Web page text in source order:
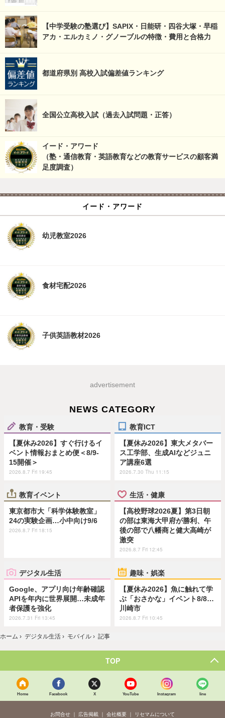
【中学受験の塾選び】SAPIX・日能研・四谷大塚・早稲
アカ・エルカミノ・グノーブルの特徴・費用と合格力
都道府県別 高校入試偏差値ランキング
全国公立高校入試（過去入試問題・正答）
イード・アワード
（塾・通信教育・英語教育などの教育サービスの顧客満
足度調査）
イード・アワード
幼児教室2026
食材宅配2026
子供英語教材2026
advertisement
NEWS CATEGORY
教育・受験
【夏休み2026】すぐ行けるイ
ベント情報おまとめ便＜8/9-
15開催＞
2026.8.7 Fri 19:45
教育ICT
【夏休み2026】東大メタバー
ス工学部、生成AIなどジュニ
ア講座6選
2026.7.30 Thu 11:15
教育イベント
東京都市大「科学体験教室」
24の実験企画…小中向け9/6
2026.8.7 Fri 18:15
生活・健康
【高校野球2026夏】第3日朝
の部は東海大甲府が勝利、午
後の部で八幡商と健大高崎が
激突
2026.8.7 Fri 12:45
デジタル生活
Google、アプリ向け年齢確認
APIを年内に世界展開…未成年
者保護を強化
2026.7.31 Fri 13:45
趣味・娯楽
【夏休み2026】魚に触れて学
ぶ「おさかな」イベント8/8…
川崎市
2026.8.7 Fri 10:45
ホーム › デジタル生活 › モバイル › 記事
TOP
Home Facebook X YouTube Instagram line
お問合せ 広告掲載 会社概要 リセマムについて